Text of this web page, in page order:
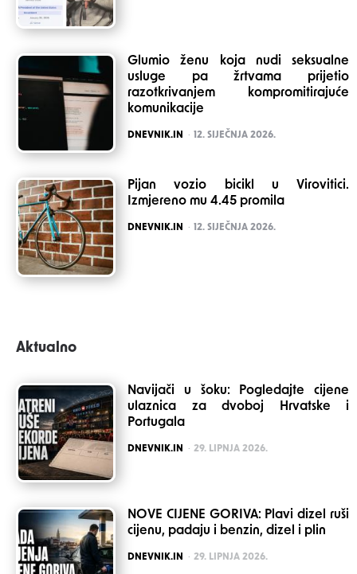
Glumio ženu koja nudi seksualne
usluge pa žrtvama prijetio
razotkrivanjem kompromitirajuće
komunikacije
POSTED
DNEVNIK.IN 12. SIJEČNJA 2026.
Pijan vozio bicikl u Virovitici.
Izmjereno mu 4.45 promila
POSTED
DNEVNIK.IN 12. SIJEČNJA 2026.
Aktualno
Navijači u šoku: Pogledajte cijene
ulaznica za dvoboj Hrvatske i
Portugala
POSTED
DNEVNIK.IN 29. LIPNJA 2026.
NOVE CIJENE GORIVA: Plavi dizel ruši
cijenu, padaju i benzin, dizel i plin
POSTED
DNEVNIK.IN 29. LIPNJA 2026.